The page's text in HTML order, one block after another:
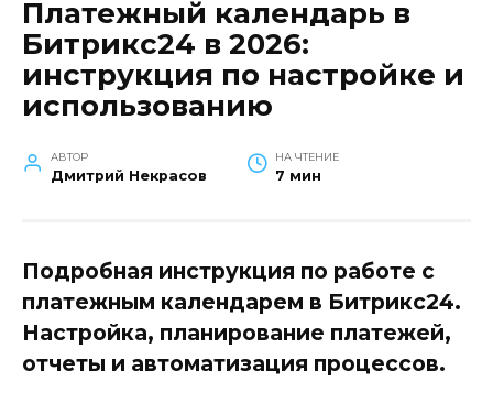
Платежный календарь в
Битрикс24 в 2026:
инструкция по настройке и
использованию
АВТОР
Дмитрий Некрасов
НА ЧТЕНИЕ
7 мин
Подробная инструкция по работе с
платежным календарем в Битрикс24.
Настройка, планирование платежей,
отчеты и автоматизация процессов.